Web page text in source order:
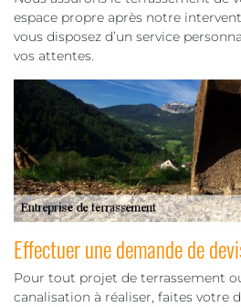
espace propre après notre
vous disposez d’un service
vos attentes.
Effectuer une demande de
Pour tout projet de terrassement
canalisation à réaliser, faites votre